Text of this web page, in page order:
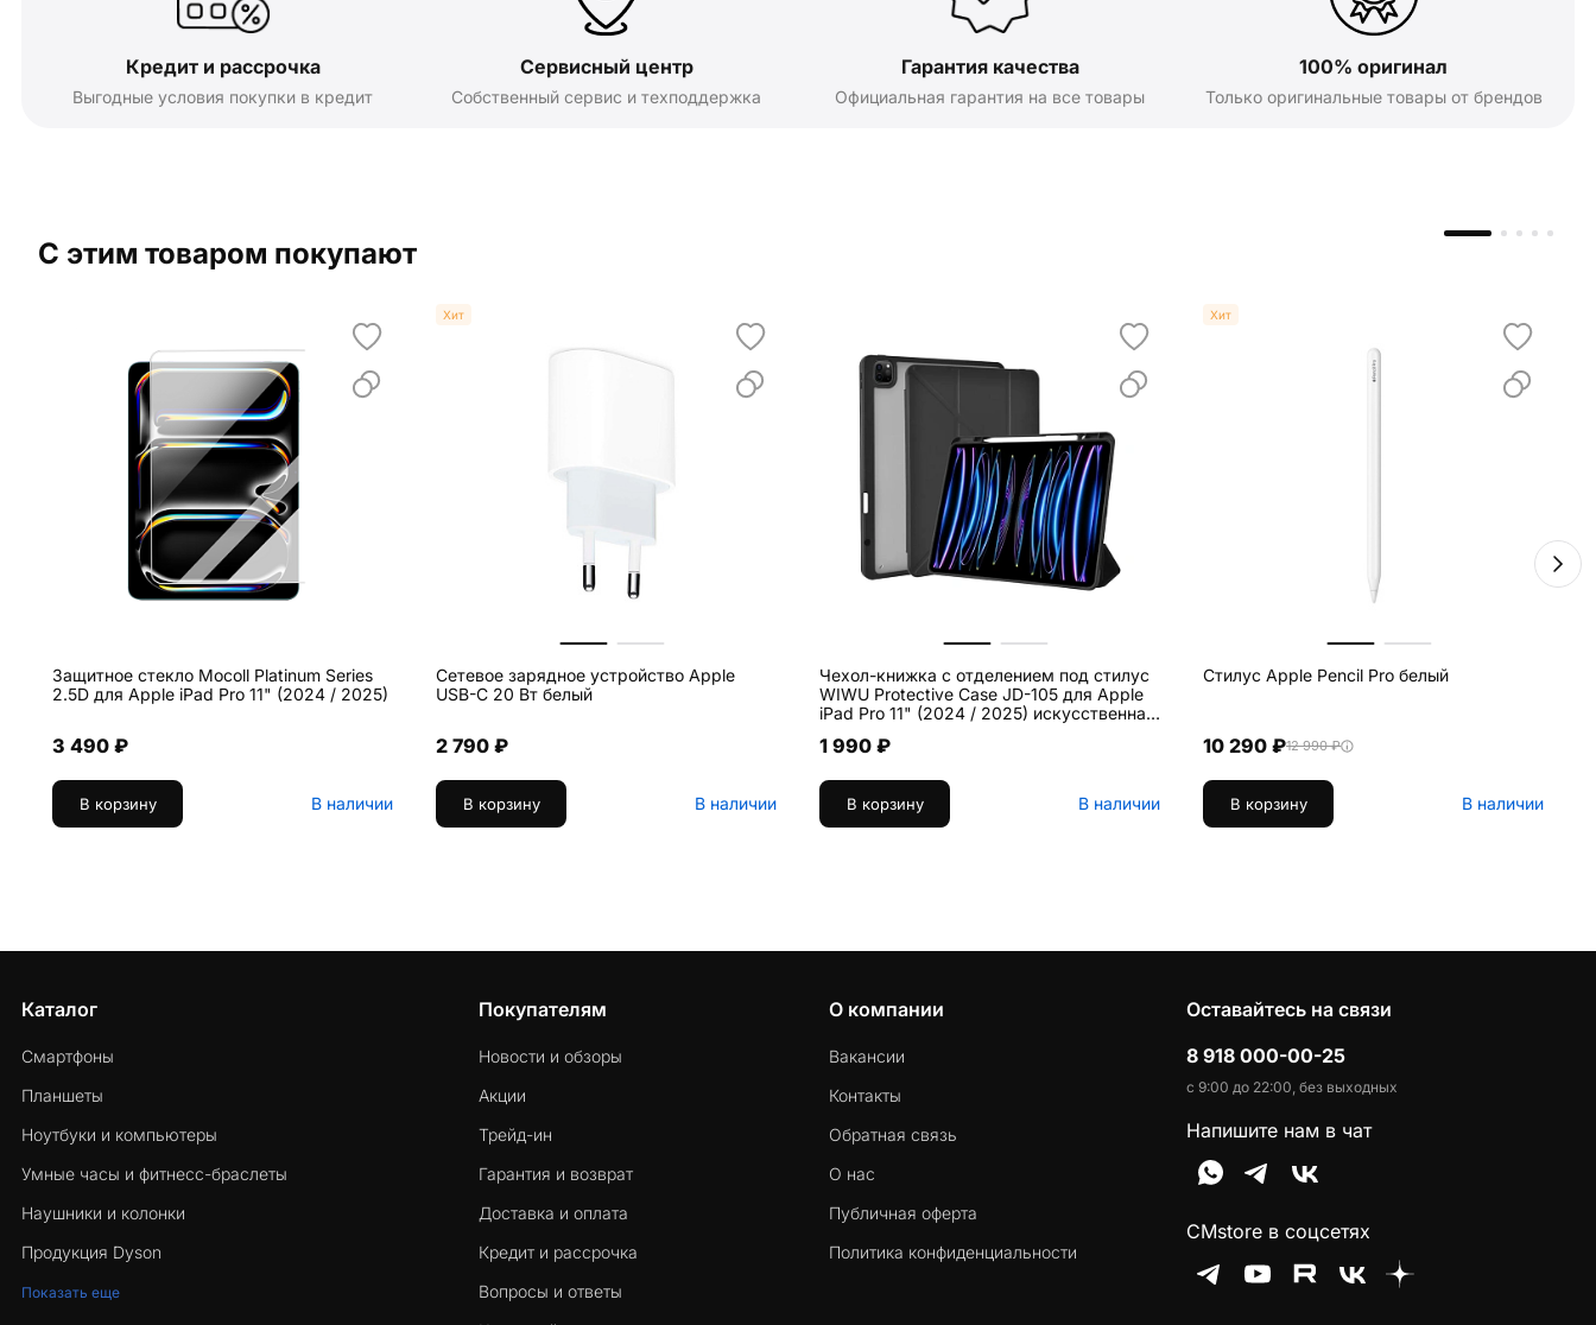
Кредит и рассрочка
Выгодные условия покупки в кредит
Сервисный центр
Собственный сервис и техподдержка
Гарантия качества
Официальная гарантия на все товары
100% оригинал
Только оригинальные товары от брендов
С этим товаром покупают
Защитное стекло Mocoll Platinum Series
2.5D для Apple iPad Pro 11" (2024 / 2025)
3 490 ₽
В корзину В наличии
Хит
Сетевое зарядное устройство Apple
USB-C 20 Вт белый
2 790 ₽
В корзину В наличии
Чехол-книжка c отделением под стилус
WIWU Protective Case JD-105 для Apple
iPad Pro 11" (2024 / 2025) искусственная
1 990 ₽
В корзину В наличии
Хит
Стилус Apple Pencil Pro белый
10 290 ₽12 990 ₽
В корзину В наличии
Каталог
Смартфоны
Планшеты
Ноутбуки и компьютеры
Умные часы и фитнесс-браслеты
Наушники и колонки
Продукция Dyson
Показать еще
Покупателям
Новости и обзоры
Акции
Трейд-ин
Гарантия и возврат
Доставка и оплата
Кредит и рассрочка
Вопросы и ответы
О компании
Вакансии
Контакты
Обратная связь
О нас
Публичная оферта
Политика конфиденциальности
Оставайтесь на связи
8 918 000-00-25
с 9:00 до 22:00, без выходных
Напишите нам в чат
CMstore в соцсетях